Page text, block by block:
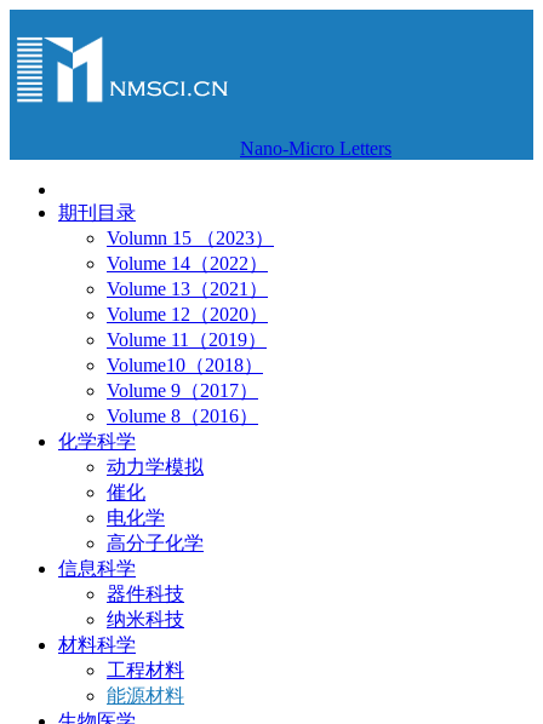
Nano-Micro Letters
期刊目录
Volumn 15 （2023）
Volume 14（2022）
Volume 13（2021）
Volume 12（2020）
Volume 11（2019）
Volume10（2018）
Volume 9（2017）
Volume 8（2016）
化学科学
动力学模拟
催化
电化学
高分子化学
信息科学
器件科技
纳米科技
材料科学
工程材料
能源材料